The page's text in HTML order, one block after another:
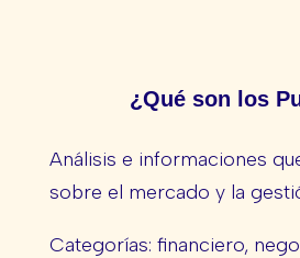
¿Qué son los
Análisis e informaciones
sobre el mercado y la
Categorías: financiero,